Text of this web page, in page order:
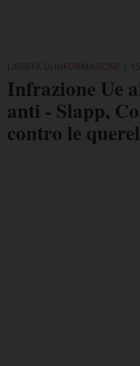
LIBERTÀ DI INFORMAZIONE
Infrazione Ue
anti - Slapp,
contro le